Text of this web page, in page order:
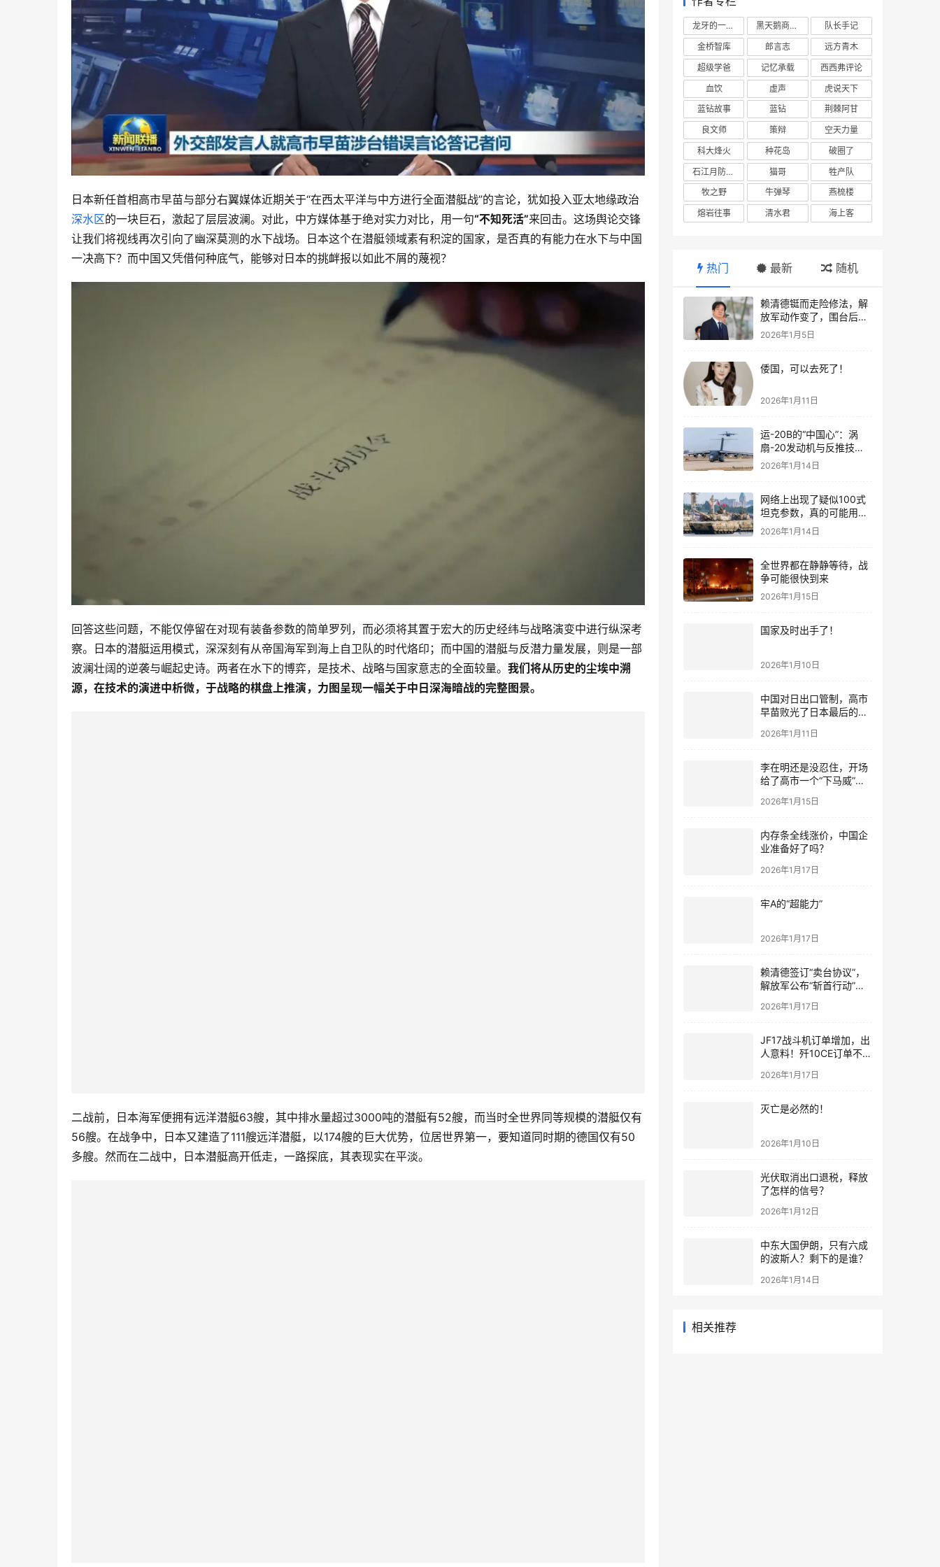
日本新任首相高市早苗与部分右翼媒体近期关于“在西太平洋与中方进行全面潜艇战”的言论，犹如投入亚太地缘政治
深水区的一块巨石，激起了层层波澜。对此，中方媒体基于绝对实力对比，用一句“不知死活”来回击。这场舆论交锋
让我们将视线再次引向了幽深莫测的水下战场。日本这个在潜艇领域素有积淀的国家，是否真的有能力在水下与中国
一决高下？而中国又凭借何种底气，能够对日本的挑衅报以如此不屑的蔑视？
回答这些问题，不能仅停留在对现有装备参数的简单罗列，而必须将其置于宏大的历史经纬与战略演变中进行纵深考
察。日本的潜艇运用模式，深深刻有从帝国海军到海上自卫队的时代烙印；而中国的潜艇与反潜力量发展，则是一部
波澜壮阔的逆袭与崛起史诗。两者在水下的博弈，是技术、战略与国家意志的全面较量。 我们将从历史的尘埃中溯
源，在技术的演进中析微，于战略的棋盘上推演，力图呈现一幅关于中日深海暗战的完整图景。
二战前，日本海军便拥有远洋潜艇63艘，其中排水量超过3000吨的潜艇有52艘，而当时全世界同等规模的潜艇仅有
56艘。在战争中，日本又建造了111艘远洋潜艇，以174艘的巨大优势，位居世界第一，要知道同时期的德国仅有50
多艘。然而在二战中，日本潜艇高开低走，一路探底，其表现实在平淡。
龙牙的一座山 黑天鹅商业情报站
队长手记
金桥智库
郎言志
远方青木
超级学爸
记忆承载
西西弗评论
血饮
虚声
虎说天下
蓝钻故事
蓝钻
荆棘阿甘
良文师
策辩
空天力量
科大烽火
种花岛
破圈了
石江月防务观察
猫哥
牲产队
牧之野
牛弹琴
燕梳楼
熔岩往事
清水君 海上客
热门 最新 随机
赖清德铤而走险修法，解
放军动作变了，围台后的
“真正杀招”曝光
2026年1月5日
倭国，可以去死了！
2026年1月11日
运-20B的“中国心”：涡
扇-20发动机与反推技术
大突破！
2026年1月14日
网络上出现了疑似100式
坦克参数，真的可能用了
钛合金装甲！
2026年1月14日
全世界都在静静等待，战
争可能很快到来
2026年1月15日
国家及时出手了！
2026年1月10日
中国对日出口管制，高市
早苗败光了日本最后的国
2026年1月11日
李在明还是没忍住，开场
给了高市一个“下马威”，
2026年1月15日
内存条全线涨价，中国企
业准备好了吗？
2026年1月17日
牢A的“超能力”
2026年1月17日
赖清德签订“卖台协议”，
解放军公布“斩首行动”画
2026年1月17日
JF17战斗机订单增加，出
人意料！歼10CE订单不要
2026年1月17日
灭亡是必然的！
2026年1月10日
光伏取消出口退税，释放
了怎样的信号？
2026年1月12日
中东大国伊朗，只有六成
的波斯人？剩下的是谁？
2026年1月14日
相关推荐